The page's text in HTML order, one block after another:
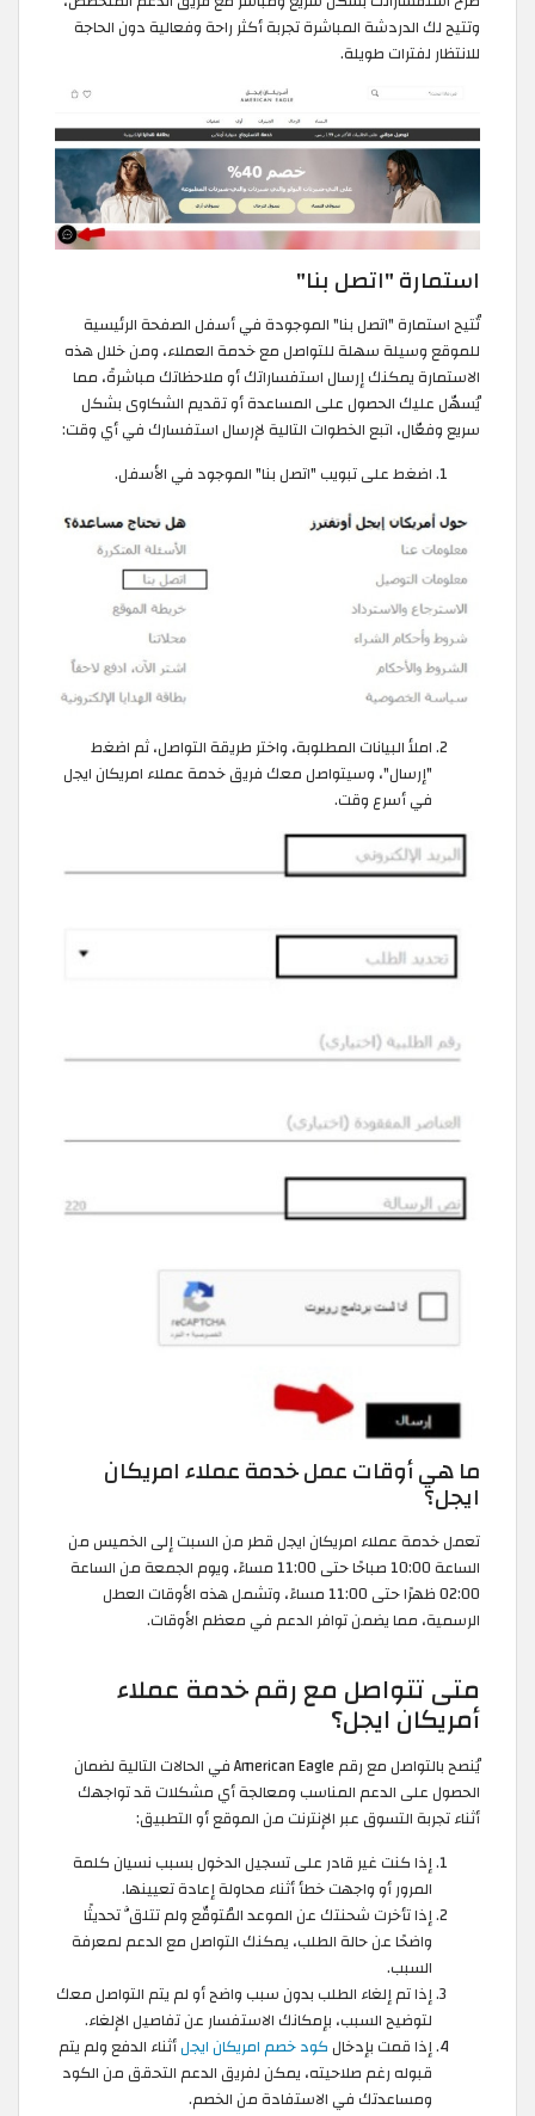
وتتيح لك الدردشة المباشرة تجربة أكثر راحة وفعالية دون الحاجة
للانتظار لفترات طويلة.
استمارة "اتصل بنا"
تُتيح استمارة "اتصل بنا" الموجودة في أسفل الصفحة الرئيسية
للموقع وسيلة سهلة للتواصل مع خدمة العملاء، ومن خلال هذه
الاستمارة يمكنك إرسال استفساراتك أو ملاحظاتك مباشرةً، مما
يُسهّل عليك الحصول على المساعدة أو تقديم الشكاوى بشكل
سريع وفعّال، اتبع الخطوات التالية لإرسال استفسارك في أي وقت:
اضغط على تبويب "اتصل بنا" الموجود في الأسفل.
املأ البيانات المطلوبة، واختر طريقة التواصل، ثم اضغط
"إرسال"، وسيتواصل معك فريق خدمة عملاء امريكان ايجل
في أسرع وقت.
ما هي أوقات عمل خدمة عملاء امريكان
ايجل؟
تعمل خدمة عملاء امريكان ايجل قطر من السبت إلى الخميس من
الساعة 10:00 صباحًا حتى 11:00 مساءً، ويوم الجمعة من الساعة
02:00 ظهرًا حتى 11:00 مساءً، وتشمل هذه الأوقات العطل
الرسمية، مما يضمن توافر الدعم في معظم الأوقات.
متى تتواصل مع رقم خدمة عملاء
أمريكان ايجل؟
يُنصح بالتواصل مع رقم American Eagle في الحالات التالية لضمان
الحصول على الدعم المناسب ومعالجة أي مشكلات قد تواجهك
أثناء تجربة التسوق عبر الإنترنت من الموقع أو التطبيق:
إذا كنت غير قادر على تسجيل الدخول بسبب نسيان كلمة
المرور أو واجهت خطأ أثناء محاولة إعادة تعيينها.
إذا تأخرت شحنتك عن الموعد المُتوقّع ولم تتلقَّ تحديثًا
واضحًا عن حالة الطلب، يمكنك التواصل مع الدعم لمعرفة
السبب.
إذا تم إلغاء الطلب بدون سبب واضح أو لم يتم التواصل معك
لتوضيح السبب، بإمكانك الاستفسار عن تفاصيل الإلغاء.
إذا قمت بإدخال كود خصم امريكان ايجلأثناء الدفع ولم يتم
قبوله رغم صلاحيته، يمكن لفريق الدعم التحقق من الكود
ومساعدتك في الاستفادة من الخصم.